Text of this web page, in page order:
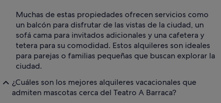
Muchas de estas propiedades ofrecen servicios como
un balcón para disfrutar de las vistas de la ciudad, un
sofá cama para invitados adicionales y una cafetera y
tetera para su comodidad. Estos alquileres son ideales
para parejas o familias pequeñas que buscan explorar la
ciudad.
¿Cuáles son los mejores alquileres vacacionales que
admiten mascotas cerca del Teatro A Barraca?